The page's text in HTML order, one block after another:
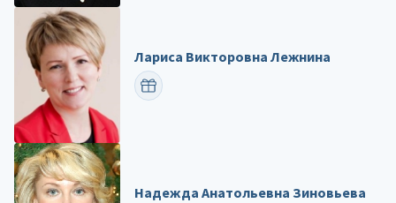
Лариса Викторовна Лежнина
ПОЗДРАВИТЬ
Надежда Анатольевна Зиновьева